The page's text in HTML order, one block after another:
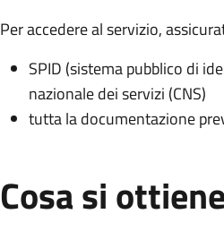
Per accedere al servizio,
SPID (sistema pubblico di
nazionale dei servizi (CNS)
tutta la documentazione
Cosa si ottiene